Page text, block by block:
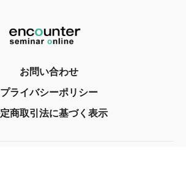
お問い合わせ
プライバシーポリシー
商取引法に基づく表示